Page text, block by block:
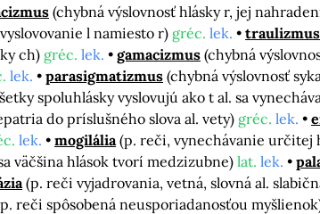
(chybná výslovnosť hlásky r, jej
l namiesto r) gréc. lek. traulizmus
ch) gréc. lek. gamacizmus (chybná
lek. parasigmatizmus (chybná výslovnosť
spoluhlásky vyslovujú ako t al. sa
do príslušného slova al. vety) gréc. lek.
lek. mogilália (p. reči, vynechávanie určitej
väčšina hlások tvorí medzizubne) lat. lek.
(p. reči vyjadrovania, vetná, slovná al.
reči spôsobená neusporiadanosťou